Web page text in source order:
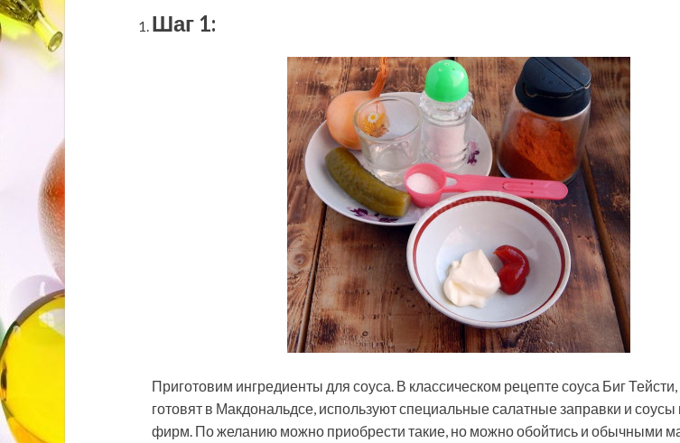
Шаг 1:
Приготовим ингредиенты для соуса. В классическом рецепте соуса Биг
готовят в Макдональдсе, используют специальные салатные заправки и соусы
фирм. По желанию можно приобрести такие, но можно обойтись и обычными